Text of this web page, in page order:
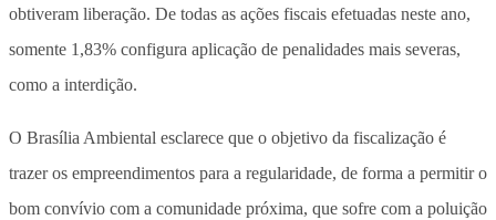
obtiveram liberação. De todas as ações fiscais efetuadas neste ano,
somente 1,83% configura aplicação de penalidades mais severas,
como a interdição.
O Brasília Ambiental esclarece que o objetivo da fiscalização é
trazer os empreendimentos para a regularidade, de forma a permitir o
bom convívio com a comunidade próxima, que sofre com a poluição